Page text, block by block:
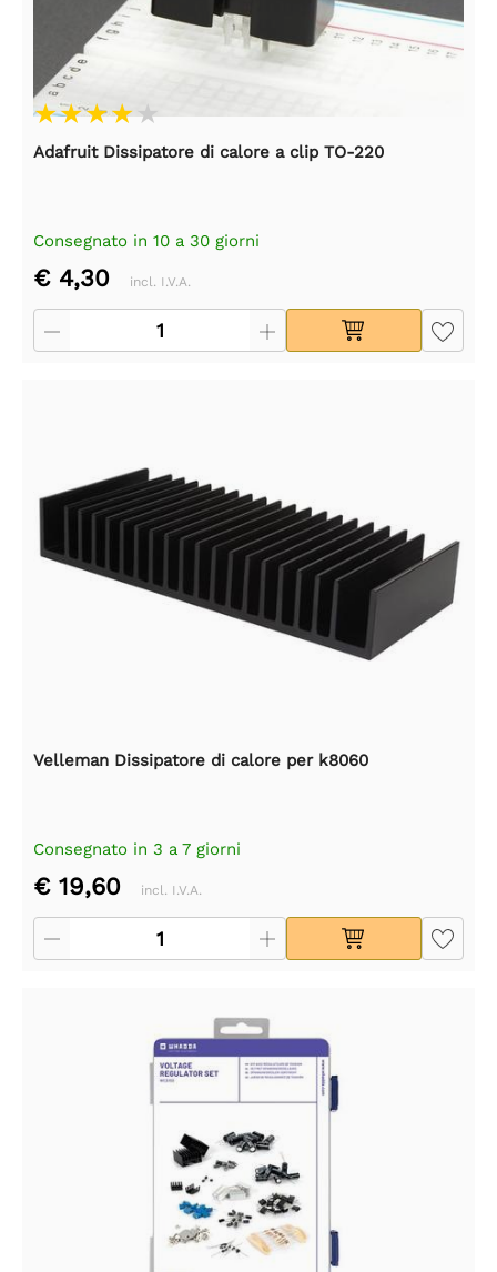
Adafruit Dissipatore di calore a clip TO-220
Consegnato in 10 a 30 giorni
€ 4,30 incl. I.V.A.
Velleman Dissipatore di calore per k8060
Consegnato in 3 a 7 giorni
€ 19,60 incl. I.V.A.